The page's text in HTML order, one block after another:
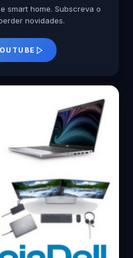
smart home. Subscreva o
novidades.